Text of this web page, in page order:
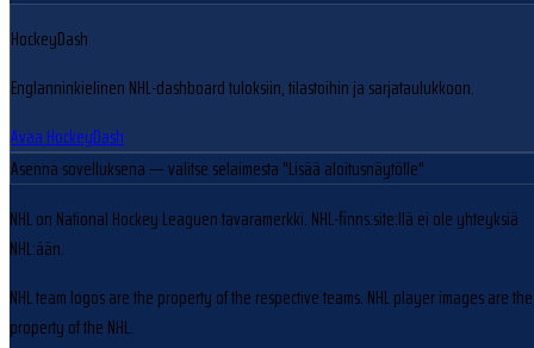
HockeyDash
Englanninkielinen NHL-dashboard tuloksiin, tilastoihin ja sarjataulukkoon.
Avaa HockeyDash
Asenna sovelluksena — valitse selaimesta "Lisää aloitusnäytölle"
NHL on National Hockey Leaguen tavaramerkki. NHL-finns.site:llä ei ole yhteyksiä
NHL:ään.
NHL team logos are the property of the respective teams. NHL player images are the
property of the NHL.